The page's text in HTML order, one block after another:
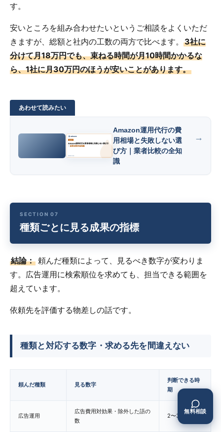
す。
安いところを組み合わせたいというご相談をよくいただ
きますが、総額と社内の工数の両方で比べます。 3社に
分けて月18万円でも、束ねる時間が月10時間かかるな
ら、1社に月30万円のほうが安いことがあります。
Amazon運用代行の費
用相場と失敗しない選
び方｜業者比較の全知
識
種類ごとに見る成果の指標
結論： 頼んだ種類によって、見るべき数字が変わりま
す。広告運用に検索順位を求めても、担当できる範囲を
超えています。
依頼先を評価する物差しの話です。
種類と対応する数字・求める先を間違えない
頼んだ種類 見る数字
判断できる時
期
広告運用
広告費用対効果・除外した語の
数
2〜3か月
無料相談